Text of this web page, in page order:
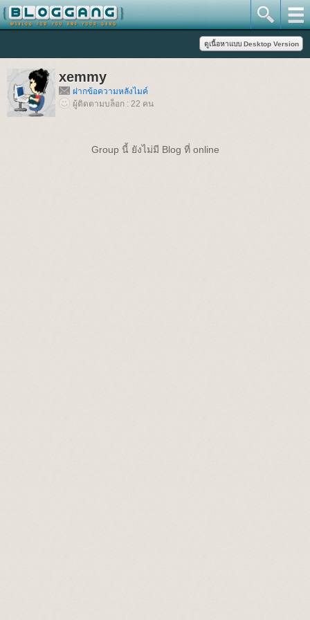
xemmy
ฝากข้อความหลังไมค์
ผู้ติดตามบล็อก : 22 คน
Group นี้ ยังไม่มี Blog ที่ online